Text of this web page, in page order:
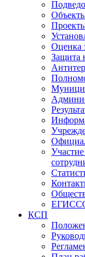
Оценка
Защита
КСП